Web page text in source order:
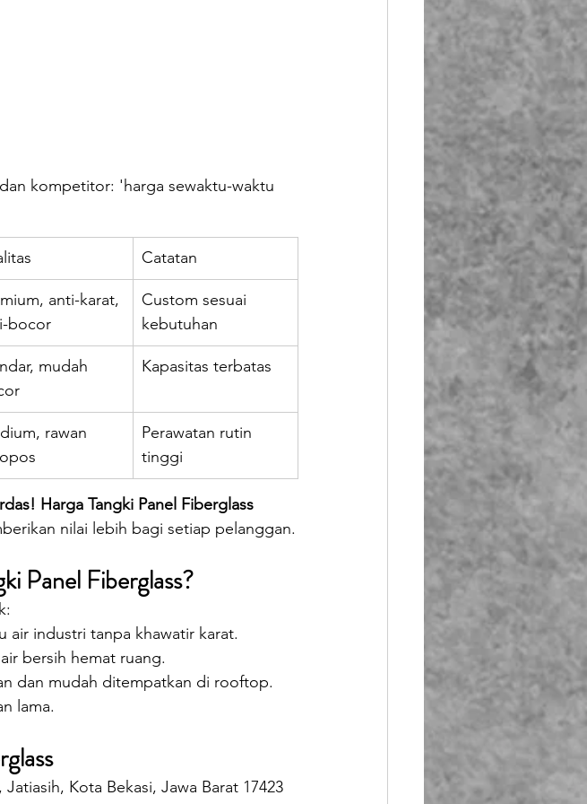
kompetitor: 'harga sewaktu-waktu
Catatan
anti-karat,
bocor
Custom sesuai
kebutuhan
mudah
Kapasitas terbatas
rawan
Perawatan rutin
tinggi
Harga Tangki Panel Fiberglass
nilai lebih bagi setiap pelanggan.
Panel Fiberglass?
air industri tanpa khawatir karat.
bersih hemat ruang.
dan mudah ditempatkan di rooftop.
lama.
Kota Bekasi, Jawa Barat 17423